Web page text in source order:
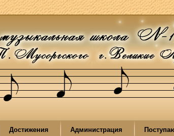
Достижения Администрация